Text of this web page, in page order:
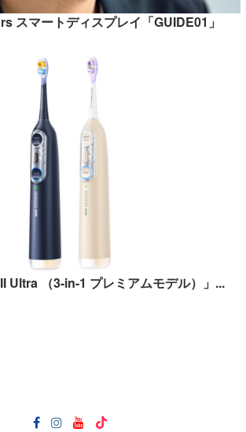
スマートディスプレイ「GUIDE01」
Ultra （3-in-1 プレミアムモデル）」...